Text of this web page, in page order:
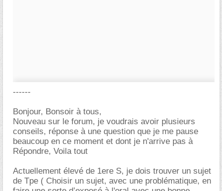
------
Bonjour, Bonsoir à tous,
Nouveau sur le forum, je voudrais avoir plusieurs
conseils, réponse à une question que je me pause
beaucoup en ce moment et dont je n'arrive pas à
Répondre, Voila tout
Actuellement élevé de 1ere S, je dois trouver un sujet
de Tpe ( Choisir un sujet, avec une problématique, en